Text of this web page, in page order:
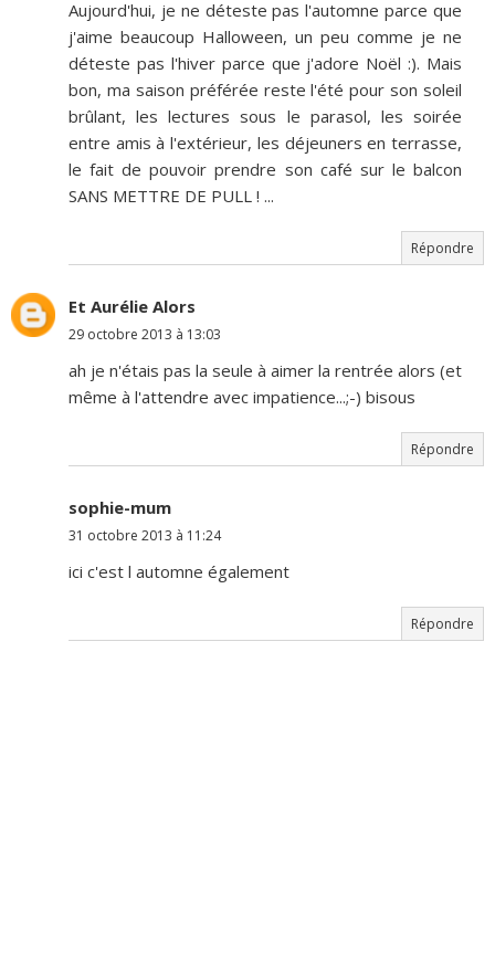
Aujourd'hui, je ne déteste pas l'automne parce que
j'aime beaucoup Halloween, un peu comme je ne
déteste pas l'hiver parce que j'adore Noël :). Mais
bon, ma saison préférée reste l'été pour son soleil
brûlant, les lectures sous le parasol, les soirée
entre amis à l'extérieur, les déjeuners en terrasse,
le fait de pouvoir prendre son café sur le balcon
SANS METTRE DE PULL ! ...
Répondre
Et Aurélie Alors
29 octobre 2013 à 13:03
ah je n'étais pas la seule à aimer la rentrée alors (et
même à l'attendre avec impatience...;-) bisous
Répondre
sophie-mum
31 octobre 2013 à 11:24
ici c'est l automne également
Répondre